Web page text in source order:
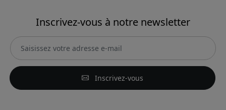
Inscrivez-vous à notre newsletter
Inscrivez-vous